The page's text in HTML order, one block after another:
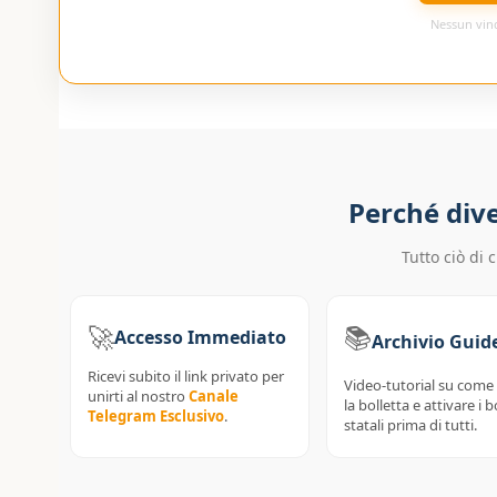
Nessun
Perché
Tutto ciò di
🚀Accesso Immediato
Ricevi subito il link privato per
unirti al nostro Canale
Telegram Esclusivo.
📚Archivio
Video-tutorial su come
la bolletta e attivare i
statali prima di tutti.